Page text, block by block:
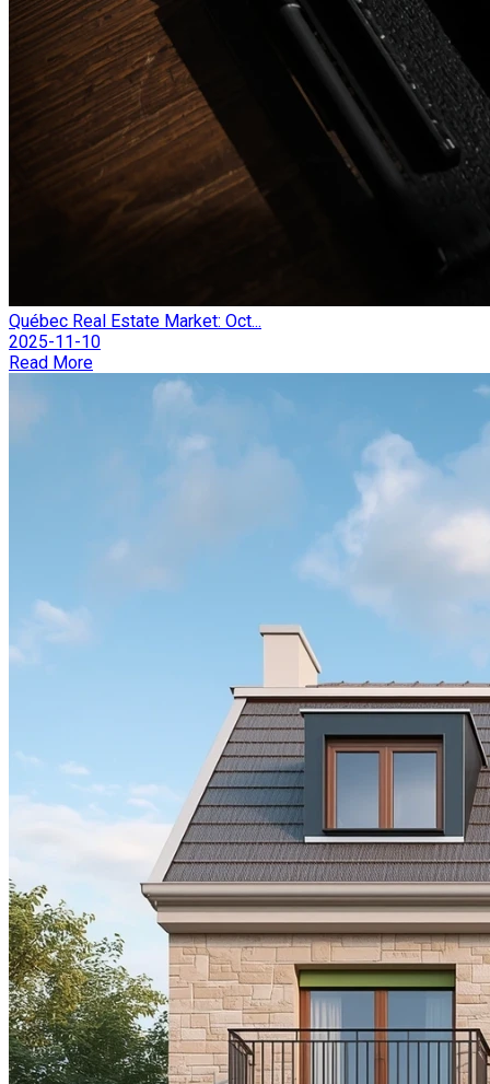
Québec Real Estate Market: Oct...
2025-11-10
Read More